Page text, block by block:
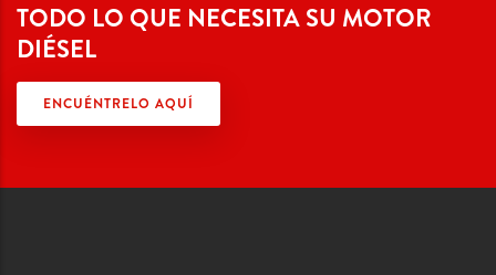
TODO LO QUE NECESITA SU MOTOR
DIÉSEL
ENCUÉNTRELO AQUÍ